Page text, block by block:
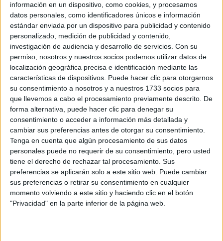
información en un dispositivo, como cookies, y procesamos
datos personales, como identificadores únicos e información
estándar enviada por un dispositivo para publicidad y contenido
personalizado, medición de publicidad y contenido,
investigación de audiencia y desarrollo de servicios. Con su
permiso, nosotros y nuestros socios podemos utilizar datos de
localización geográfica precisa e identificación mediante las
características de dispositivos. Puede hacer clic para otorgarnos
su consentimiento a nosotros y a nuestros 1733 socios para
que llevemos a cabo el procesamiento previamente descrito. De
forma alternativa, puede hacer clic para denegar su
consentimiento o acceder a información más detallada y
cambiar sus preferencias antes de otorgar su consentimiento.
Tenga en cuenta que algún procesamiento de sus datos
personales puede no requerir de su consentimiento, pero usted
tiene el derecho de rechazar tal procesamiento. Sus
preferencias se aplicarán solo a este sitio web. Puede cambiar
sus preferencias o retirar su consentimiento en cualquier
momento volviendo a este sitio y haciendo clic en el botón
"Privacidad" en la parte inferior de la página web.
Sobre ti
Soy:*
Chico
Chica
¿En qué año terminas (o terminaste) bachillerato o FP?
Soy estudiante de:*
Términos y Condiciones de Uso
Aceptolos Términos y Condicionesde uso*